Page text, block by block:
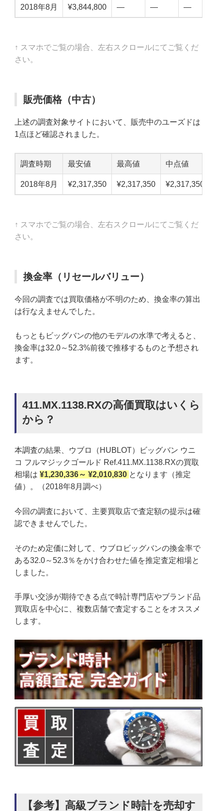
2018年8月 ¥3,844,800 — — —
↑ スマホでご覧の場合、左右スクロールにてご覧くだ
さい。
販売価格（中古）
上述の調査対象サイトにおいて、販売中のユーズドは
1点ほど確認されました。
調査時期 最安値 最高値 中点値
2018年8月 ¥2,317,350 ¥2,317,350 ¥2,317,350
↑ スマホでご覧の場合、左右スクロールにてご覧くだ
さい。
換金率（リセールバリュー）
今回の調査では買取価格が不明のため、換金率の算出
は行なえませんでした。
もっともビッグバンの他のモデルの水準で考えると、
換金率は32.0～52.3%前後で推移するものと予想され
ます。
411.MX.1138.RXの高価買取はいくら
から？
本調査の結果、ウブロ（HUBLOT）ビッグバン ウニ
コ フルマジックゴールド Ref.411.MX.1138.RXの買取
相場は ¥1,230,336～ ¥2,010,830 となります（推定
値）。（2018年8月調べ）
今回の調査において、主要買取店で査定額の提示は確
認できませんでした。
そのため定価に対して、ウブロビッグバンの換金率で
ある32.0～52.3％をかけ合わせた値を推定査定相場と
しました。
手厚い交渉が期待できる点で時計専門店やブランド品
買取店を中心に、複数店舗で査定することをオススメ
します。
【参考】高級ブランド時計を売却す